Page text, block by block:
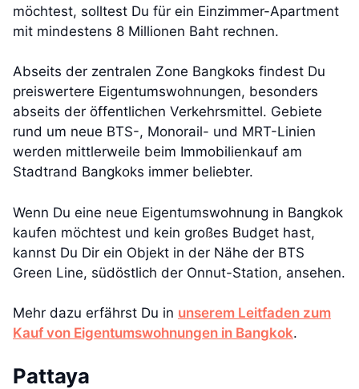
möchtest, solltest Du für ein Einzimmer-Apartment
mit mindestens 8 Millionen Baht rechnen.
Abseits der zentralen Zone Bangkoks findest Du
preiswertere Eigentumswohnungen, besonders
abseits der öffentlichen Verkehrsmittel. Gebiete
rund um neue BTS-, Monorail- und MRT-Linien
werden mittlerweile beim Immobilienkauf am
Stadtrand Bangkoks immer beliebter.
Wenn Du eine neue Eigentumswohnung in Bangkok
kaufen möchtest und kein großes Budget hast,
kannst Du Dir ein Objekt in der Nähe der BTS
Green Line, südöstlich der Onnut-Station, ansehen.
Mehr dazu erfährst Du in unserem Leitfaden zum
Kauf von Eigentumswohnungen in Bangkok.
Pattaya